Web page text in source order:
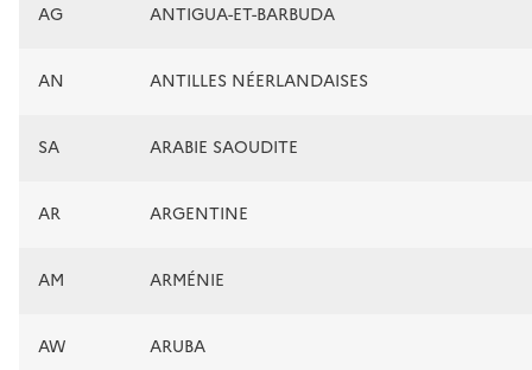
AG ANTIGUA-ET-BARBUDA
AN ANTILLES NÉERLANDAISES
SA ARABIE SAOUDITE
AR ARGENTINE
AM ARMÉNIE
AW ARUBA